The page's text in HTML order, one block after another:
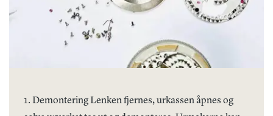
1. Demontering Lenken fjernes, urkassen åpnes og